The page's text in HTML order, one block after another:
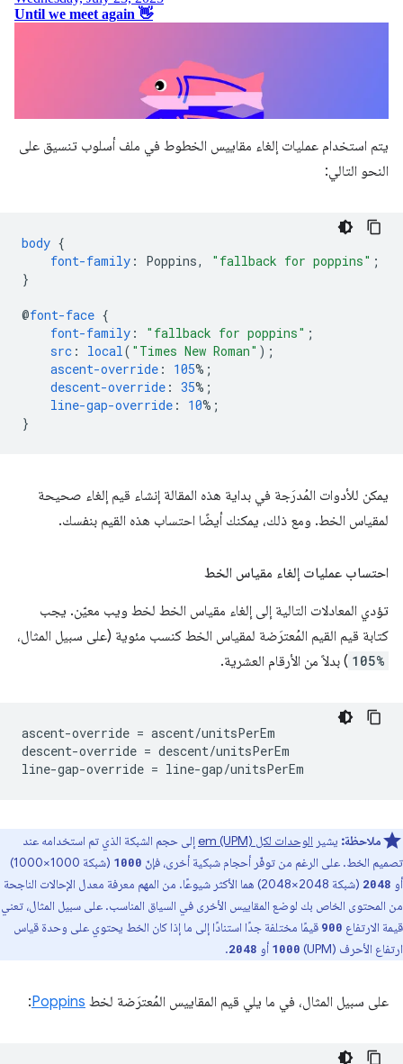
يتم استخدام عمليات إلغاء مقاييس الخطوط في ملف أسلوب تنسيق على
النحو التالي:
body {
font-family : Poppins, "fallback for poppins" ;
}
@font-face {
font-family : "fallback for poppins" ;
src : local( "Times New Roman" );
ascent-override : 105%;
descent-override : 35%;
line-gap-override : 10%;
}
يمكن للأدوات المُدرَجة في بداية هذه المقالة إنشاء قيم إلغاء صحيحة
لمقياس الخط. ومع ذلك، يمكنك أيضًا احتساب هذه القيم بنفسك.
احتساب عمليات إلغاء مقياس الخط
تؤدي المعادلات التالية إلى إلغاء مقياس الخط لخط ويب معيّن. يجب
كتابة قيم القيم المُعترَضة لمقياس الخط كنسب مئوية (على سبيل المثال،
105% ) بدلاً من الأرقام العشرية.
ascent-override = ascent/unitsPerEm
descent-override = descent/unitsPerEm
ملاحظة: يشير الوحدات لكل em (UPM)
إلى حجم الشبكة الذي تم استخدامه عند
تصميم الخط. على الرغم من توفّر أحجام شبكية أخرى، فإنّ 1000
(شبكة 1000×1000)
أو 2048
(شبكة 2048×2048) هما الأكثر شيوعًا. من المهم معرفة معدل الإحالات الناجحة
من المحتوى الخاص بك لوضع المقاييس الأخرى في السياق المناسب. على سبيل المثال، تعني
قيمة الارتفاع 900 قيمًا مختلفة جدًا استنادًا إلى ما إذا كان الخط يحتوي على وحدة قياس
ارتفاع الأحرف (UPM)
1000 أو 2048
.
على سبيل المثال، في ما يلي قيم المقاييس المُعترَضة لخط Poppins
: